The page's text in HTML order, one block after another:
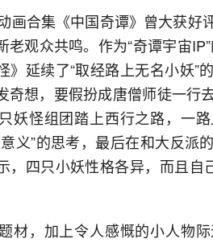
画合集《中国奇谭》曾大获好
观众共鸣。作为“奇谭宇宙
》延续了“取经路上无名小妖”
奇想，要假扮成唐僧师徒一行
妖怪组团踏上西行之路，一
义”的思考，最后在和大反派
，四只小妖性格各异，而且自
材，加上令人感慨的小人物